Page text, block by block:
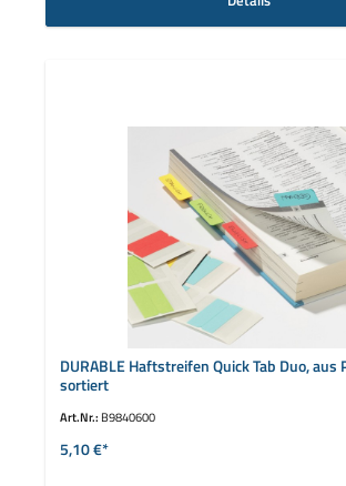
DURABLE Haftstreifen Quick Tab Duo, aus
sortiert
Art.Nr.: B9840600
5,10 €*